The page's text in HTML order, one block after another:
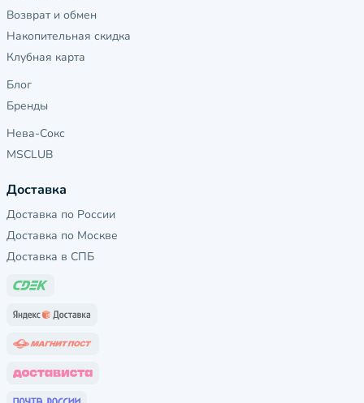
Возврат и обмен
Накопительная скидка
Клубная карта
Блог
Бренды
Нева-Сокс
MSCLUB
Доставка
Доставка по России
Доставка по Москве
Доставка в СПБ